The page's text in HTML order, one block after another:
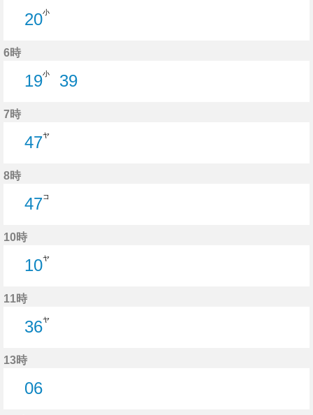
20小
6時
19小
39
7時
47ヤ
8時
47コ
10時
10ヤ
11時
36ヤ
13時
06